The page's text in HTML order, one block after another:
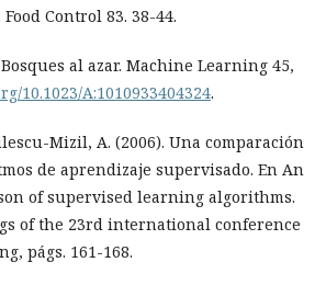
Control 83. 38-44.
al azar. Machine Learning 45,
10.1023/A:1010933404324.
Mizil, A. (2006). Una comparación
de aprendizaje supervisado. En An
of supervised learning algorithms.
of the 23rd international conference
págs. 161-168.